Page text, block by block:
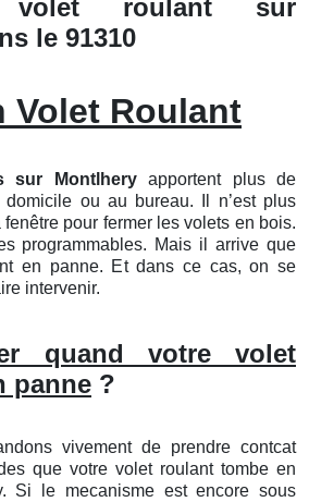
volet roulant sur
le 91310
Volet Roulant
sur Montlheryapportent plus de
ou au bureau. Il n’est plus
fenêtre pour fermer les volets en bois.
programmables. Mais il arrive que
en panne. Et dans ce cas, on se
intervenir.
quand votre volet
panne ?
vivement de prendre contcat
que votre volet roulant tombe en
Si le mecanisme est encore sous